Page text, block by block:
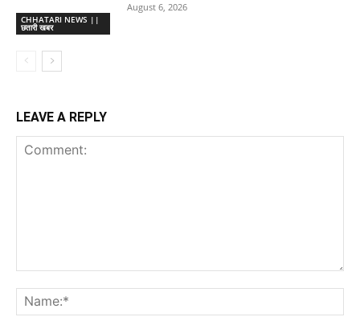
CHHATARI NEWS ||
छतारी खबर
August 6, 2026
LEAVE A REPLY